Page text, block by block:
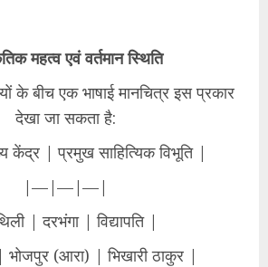
महत्व एवं वर्तमान स्थिति
के बीच एक भाषाई मानचित्र इस प्रकार
देखा जा सकता है:
केंद्र | प्रमुख साहित्यिक विभूति |
|—|—|—|
| दरभंगा | विद्यापति |
भोजपुर (आरा) | भिखारी ठाकुर |